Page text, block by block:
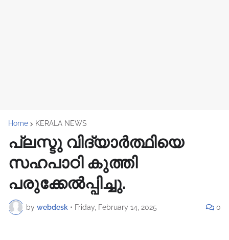
Home KERALA NEWS
പ്ലസ്ടു വിദ്യാർത്ഥിയെ
സഹപാഠി കുത്തി
പരുക്കേൽപ്പിച്ചു.
by webdesk • Friday, February 14, 2025 0